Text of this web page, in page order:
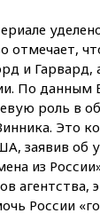
отмечает,
и Гарвард,
По данным
роль в
Это
заявив об
из
агентства,
России